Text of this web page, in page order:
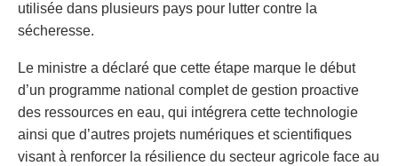
utilisée dans plusieurs pays pour lutter contre la
sécheresse.
Le ministre a déclaré que cette étape marque le début
d’un programme national complet de gestion proactive
des ressources en eau, qui intégrera cette technologie
ainsi que d’autres projets numériques et scientifiques
visant à renforcer la résilience du secteur agricole face au